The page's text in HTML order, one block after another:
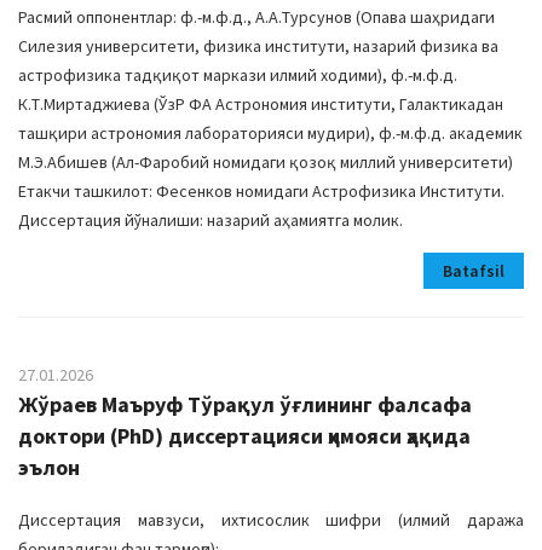
Расмий оппонентлар: ф.-м.ф.д., А.А.Турсунов (Опава шаҳридаги
Силезия университети, физика институти, назарий физика ва
астрофизика тадқиқот маркази илмий ходими), ф.-м.ф.д.
К.Т.Миртаджиева (ЎзР ФА Астрономия институти, Галактикадан
ташқири астрономия лабораторияси мудири), ф.-м.ф.д. академик
М.Э.Абишев (Ал-Фаробий номидаги қозоқ миллий университети)
Етакчи ташкилот: Фесенков номидаги Астрофизика Институти.
Диссертация йўналиши: назарий аҳамиятга молик.
Batafsil
27.01.2026
Жўраев Маъруф Тўрақул ўғлининг фалсафа
доктори (PhD) диссертацияси ҳимояси ҳақида
эълон
Диссертация мавзуси, ихтисослик шифри (илмий даража